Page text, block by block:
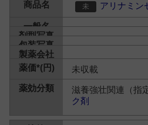
アリナミン
未収載
滋養強壮関連（指
ク剤